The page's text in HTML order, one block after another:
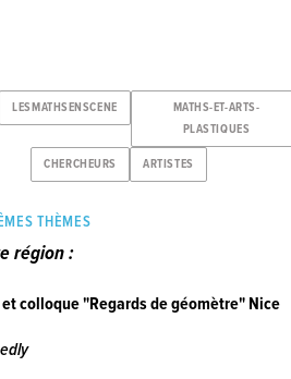
LESMATHSENSCENE
MATHS-ET-ARTS-
PLASTIQUES
CHERCHEURS ARTISTES
THÈMES
région :
colloque "Regards de géomètre" Nice